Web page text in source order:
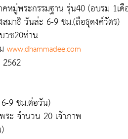
หมู่พระกรรมฐาน รุ่น40 (อบรม 1เ
มาธิ วันล่ะ 6-9 ชม.(ถือธุดงค์วัตร)
วช20ท่าน
www.dhammadee.com
9 ชม.ต่อวัน)
ระ จำนวน 20 เจ้าภาพ